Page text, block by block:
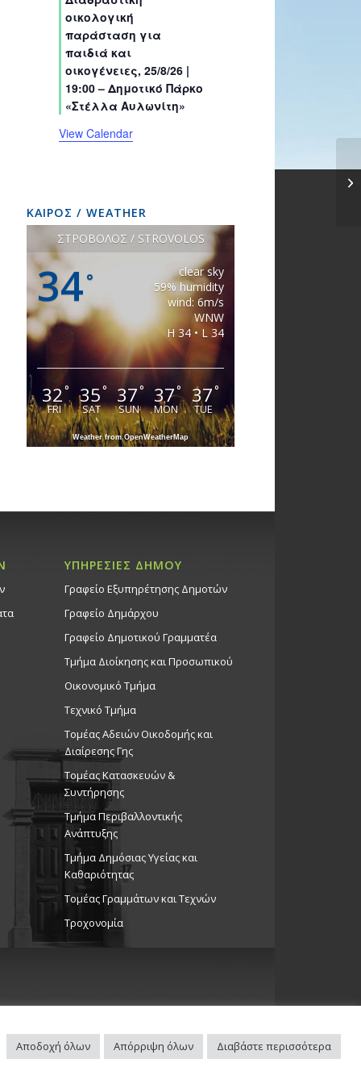
sssss
t
s
t
s
t
s
t
s
t
s
t
s
οικολογική
παράσταση για
παιδιά και
οικογένειες, 25/8/26 |
19:00 – Δημοτικό Πάρκο
«Στέλλα Αυλωνίτη»
View Calendar
ΚΑΙΡΟΣ / WEATHER
ΣΤΡΟΒΟΛΟΣ / STROVOLOS
34°
clear sky
59% humidity
wind: 6m/s
WNW
H 34 • L 34
32°
FRI
35°
SAT
37°
SUN
37°
MON
37°
TUE
Weather from OpenWeatherMap
ΥΠΗΡΕΣΙΕΣ ΔΗΜΟΥ
Γραφείο Εξυπηρέτησης Δημοτών
Γραφείο Δημάρχου
Γραφείο Δημοτικού Γραμματέα
Τμήμα Διοίκησης και Προσωπικού
Οικονομικό Τμήμα
Τεχνικό Τμήμα
Τομέας Αδειών Οικοδομής και
Διαίρεσης Γης
Τομέας Κατασκευών &
Συντήρησης
Τμήμα Περιβαλλοντικής
Ανάπτυξης
Tμήμα Δημόσιας Υγείας και
Καθαριότητας
Τομέας Γραμμάτων και Τεχνών
Τροχονομία
Αποδοχή όλων Απόρριψη όλων Διαβάστε περισσότερα